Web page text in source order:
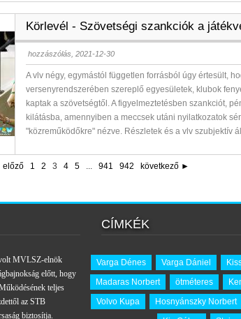
Körlevél - Szövetségi szankciók a
hozzászólás, 2021-12-30
A vlv négy, egymástól független forrásból úgy értesült,
versenyrendszerében szereplő egyesületek, klubok
kaptak a szövetségtől. A figyelmeztetésben szankciót,
kilátásba, amennyiben a meccsek utáni nyilatkozatok
"közreműködőkre" nézve. Részletek és a vlv szubjektív
előző 1 2 3 4 5 ... 941 942 következő ►
MVLSZ-elnök
előtt, hogy
teljes
az STB
biztosítja.
CÍMKÉK
Varga Dénes Varga Dániel
Madaras Norbert
ötméteres
Volvo Kupa
Hosnyánszky Norbert